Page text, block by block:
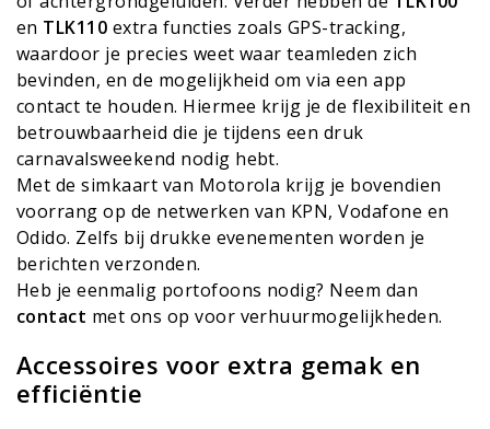
en TLK110 extra functies zoals GPS-tracking,
waardoor je precies weet waar teamleden zich
bevinden, en de mogelijkheid om via een app
contact te houden. Hiermee krijg je de flexibiliteit en
betrouwbaarheid die je tijdens een druk
carnavalsweekend nodig hebt.
Met de simkaart van Motorola krijg je bovendien
voorrang op de netwerken van KPN, Vodafone en
Odido. Zelfs bij drukke evenementen worden je
berichten verzonden.
Heb je eenmalig portofoons nodig? Neem dan
contact met ons op voor verhuurmogelijkheden.
Accessoires voor extra gemak en
efficiëntie